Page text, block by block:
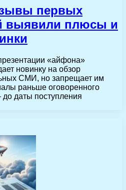
первых
выявили плюсы и
«айфона»
новинку на обзор
СМИ, но запрещает им
раньше оговоренного
даты поступления